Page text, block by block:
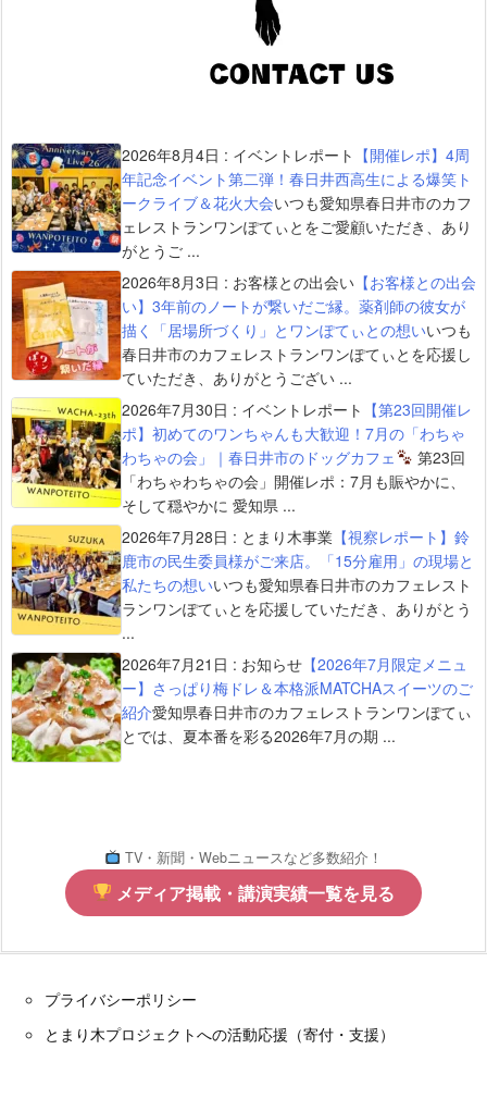
2026年8月4日 : イベントレポート 【開催レポ】4周
年記念イベント第二弾！春日井西高生による爆笑ト
ークライブ＆花火大会いつも愛知県春日井市のカフ
ェレストランワンぽてぃとをご愛顧いただき、あり
がとうご ...
2026年8月3日 : お客様との出会い 【お客様との出会
い】3年前のノートが繋いだご縁。薬剤師の彼女が
描く「居場所づくり」とワンぽてぃとの想いいつも
春日井市のカフェレストランワンぽてぃとを応援し
ていただき、ありがとうござい ...
2026年7月30日 : イベントレポート 【第23回開催レ
ポ】初めてのワンちゃんも大歓迎！7月の「わちゃ
わちゃの会」｜春日井市のドッグカフェ
第23回
「わちゃわちゃの会」開催レポ：7月も賑やかに、
そして穏やかに 愛知県 ...
2026年7月28日 : とまり木事業 【視察レポート】鈴
鹿市の民生委員様がご来店。「15分雇用」の現場と
私たちの想いいつも愛知県春日井市のカフェレスト
ランワンぽてぃとを応援していただき、ありがとう
...
2026年7月21日 : お知らせ 【2026年7月限定メニュ
ー】さっぱり梅ドレ＆本格派MATCHAスイーツのご
紹介愛知県春日井市のカフェレストランワンぽてぃ
とでは、夏本番を彩る2026年7月の期 ...
TV・新聞・Webニュースなど多数紹介！
メディア掲載・講演実績一覧を見る
プライバシーポリシー
とまり木プロジェクトへの活動応援（寄付・支援）